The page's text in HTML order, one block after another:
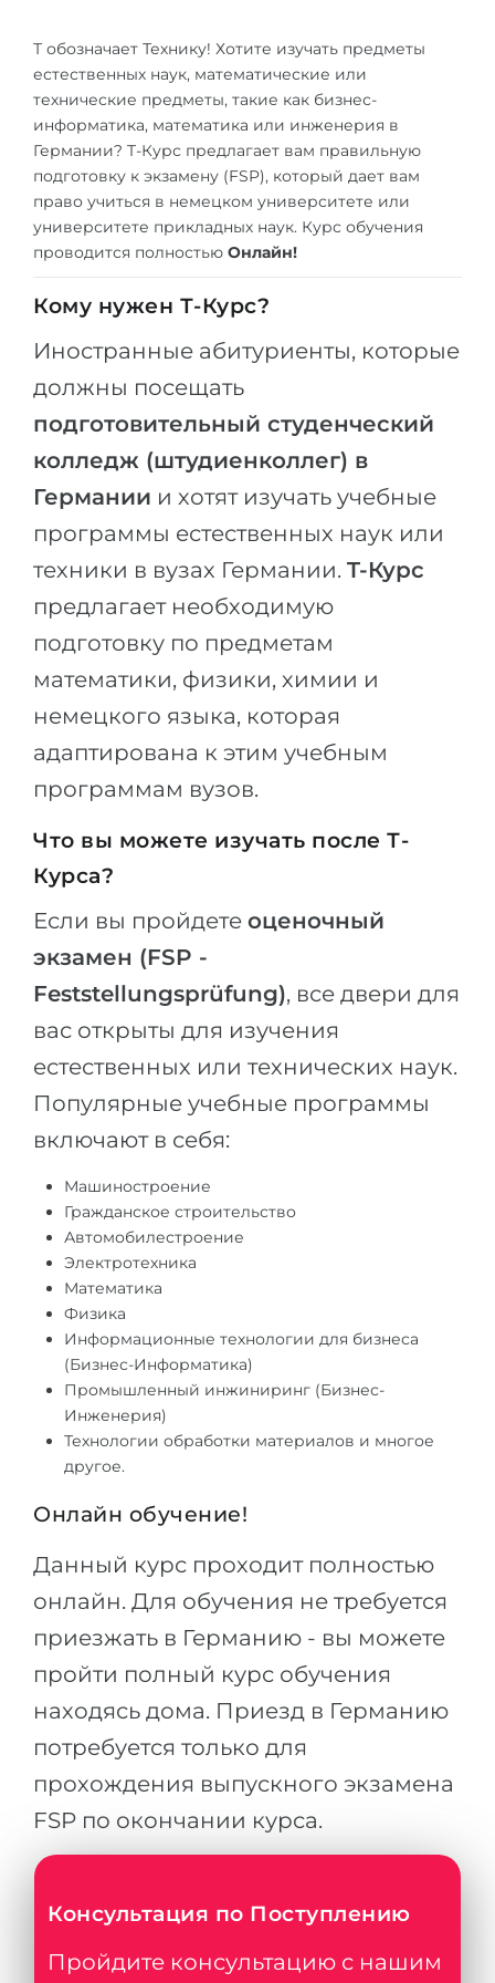
ПРОФЕССИИ
Специальности
Примеры вакансий
КАРЬЕРНОЕ ОРИЕНТИРОВАНИЕ
Тест RIASEC
100%
Наши студенты успешно поступают
КОНСУЛЬТАЦИЯ!
ПОСТУПАЕМ НА...
Медицина
Инженерия
Физика
Менеджмент
Другая специальность
Украина
Беларусь
Другая страна
ЗАПИСАТЬСЯ НА КОНСУЛЬТАЦИЮ
Т обозначает Технику! Хотите изучать предметы
естественных наук, математические или
технические предметы, такие как бизнес-
информатика, математика или инженерия в
Германии? T-Курс предлагает вам правильную
подготовку к экзамену (FSP), который дает вам
право учиться в немецком университете или
университете прикладных наук. Курс обучения
проводится полностью Онлайн!
Кому нужен Т-Курс?
Иностранные абитуриенты, которые
должны посещать
подготовительный студенческий
колледж (штудиенколлег) в
Германии и хотят изучать учебные
программы естественных наук или
техники в вузах Германии. T-Курс
предлагает необходимую
подготовку по предметам
математики, физики, химии и
немецкого языка, которая
адаптирована к этим учебным
программам вузов.
Что вы можете изучать после Т-
Курса?
Если вы пройдете оценочный
экзамен (FSP -
Feststellungsprüfung), все двери для
вас открыты для изучения
естественных или технических наук.
Популярные учебные программы
включают в себя:
Машиностроение
Гражданское строительство
Автомобилестроение
Электротехника
Математика
Физика
Информационные технологии для бизнеса
(Бизнес-Информатика)
Промышленный инжиниринг (Бизнес-
Инженерия)
Технологии обработки материалов и многое
другое.
Онлайн обучение!
Данный курс проходит полностью
онлайн. Для обучения не требуется
приезжать в Германию - вы можете
пройти полный курс обучения
находясь дома. Приезд в Германию
потребуется только для
прохождения выпускного экзамена
FSP по окончании курса.
Консультация по Поступлению
Пройдите консультацию с нашим